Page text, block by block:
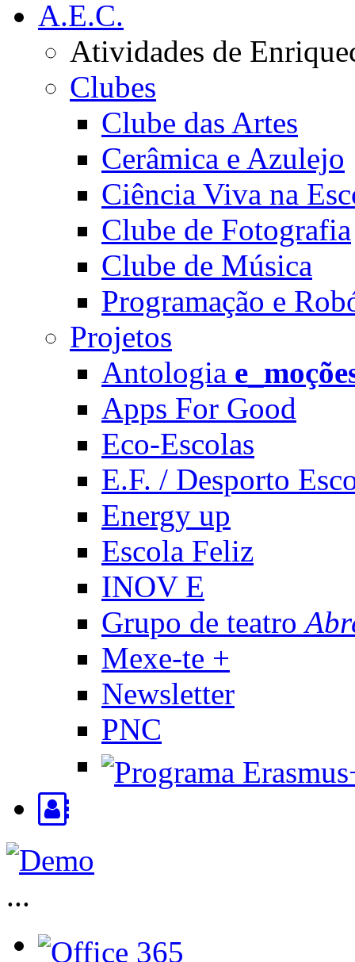
A.E.C.
Atividades de
Clubes
Clube das Artes
Cerâmica e Azulejo
Ciência Viva na
Clube de Fotografia
Clube de Música
Programação e
Projetos
Antologia
Apps For Good
Eco-Escolas
E.F. / Desporto
Energy up
Escola Feliz
INOV E
Grupo de teatro
Mexe-te +
Newsletter
PNC
...